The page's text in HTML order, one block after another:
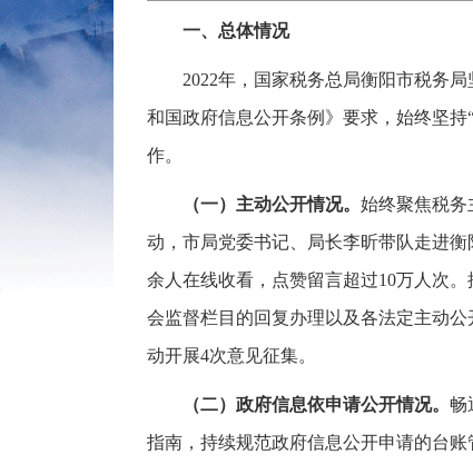
一、总体情况
2022年，国家税务总局衡阳市税务
和国政府信息公开条例》要求，始终坚
作。
（一）主动公开情况。 始终聚焦税务
动，市局党委书记、局长李昕带队走进
余人在线收看，点赞留言超过10万人次
会监督栏目的回复办理以及各法定主动
动开展4次意见征集。
（二）政府信息依申请公开情况。 畅
指南，持续规范政府信息公开申请的台